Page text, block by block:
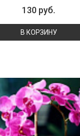
130 руб.
В КОРЗИНУ